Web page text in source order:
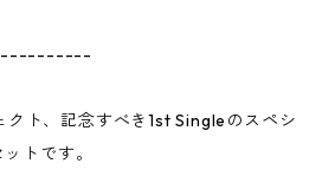
クト、記念すべき1st Singleのスペシ
トです。